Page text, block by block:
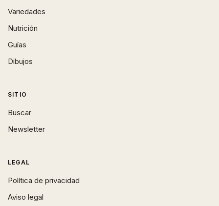
Variedades
Nutrición
Guías
Dibujos
SITIO
Buscar
Newsletter
LEGAL
Política de privacidad
Aviso legal